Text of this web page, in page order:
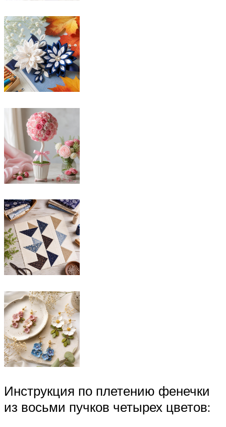
Инструкция по плетению фенечки
из восьми пучков четырех цветов: